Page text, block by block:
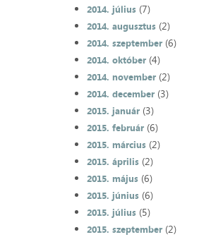
2014. július(7)
2014. augusztus(2)
2014. szeptember(6)
2014. október(4)
2014. november(2)
2014. december(3)
2015. január(3)
2015. február(6)
2015. március(2)
2015. április(2)
2015. május(6)
2015. június(6)
2015. július(5)
2015. szeptember(2)